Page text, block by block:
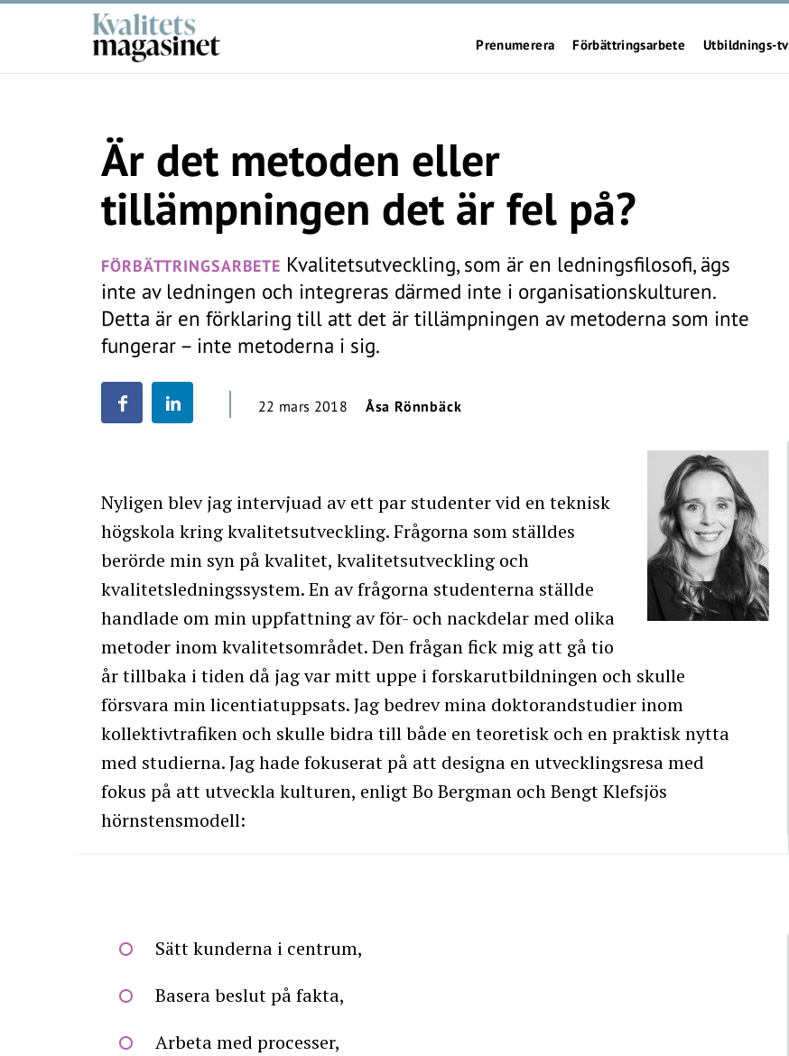
Prenumerera Förbättringsarbete Utbildnings-tv
Är det metoden eller
tillämpningen det är fel på?
FÖRBÄTTRINGSARBETE Kvalitetsutveckling, som är en ledningsfilosofi, ägs
inte av ledningen och integreras därmed inte i organisationskulturen.
Detta är en förklaring till att det är tillämpningen av metoderna som inte
fungerar – inte metoderna i sig.
22 mars 2018 Åsa Rönnbäck
Nyligen blev jag intervjuad av ett par studenter vid en teknisk
högskola kring kvalitetsutveckling. Frågorna som ställdes
berörde min syn på kvalitet, kvalitetsutveckling och
kvalitetsledningssystem. En av frågorna studenterna ställde
handlade om min uppfattning av för- och nackdelar med olika
metoder inom kvalitetsområdet. Den frågan fick mig att gå tio
år tillbaka i tiden då jag var mitt uppe i forskarutbildningen och skulle
försvara min licentiatuppsats. Jag bedrev mina doktorandstudier inom
kollektivtrafiken och skulle bidra till både en teoretisk och en praktisk nytta
med studierna. Jag hade fokuserat på att designa en utvecklingsresa med
fokus på att utveckla kulturen, enligt Bo Bergman och Bengt Klefsjös
hörnstensmodell:
Sätt kunderna i centrum,
Basera beslut på fakta,
Arbeta med processer,